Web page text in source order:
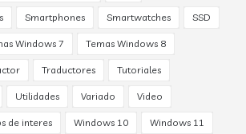
Smartphones Smartwatches SSD
Windows 7 Temas Windows 8
Traductores Tutoriales
Utilidades Variado Video
de interes Windows 10 Windows 11